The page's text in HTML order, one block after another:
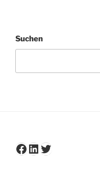
Suchen
Facebook
LinkedIn
Twitter